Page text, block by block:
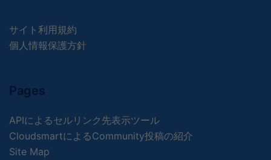
サイト利用規約
個人情報保護方針
Pages
APIによるセルリンク先表示ツール
CloudsmartによるCommunity投稿の紹介
Site Map